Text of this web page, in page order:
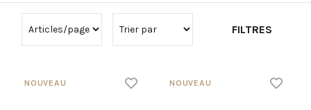
FILTRES